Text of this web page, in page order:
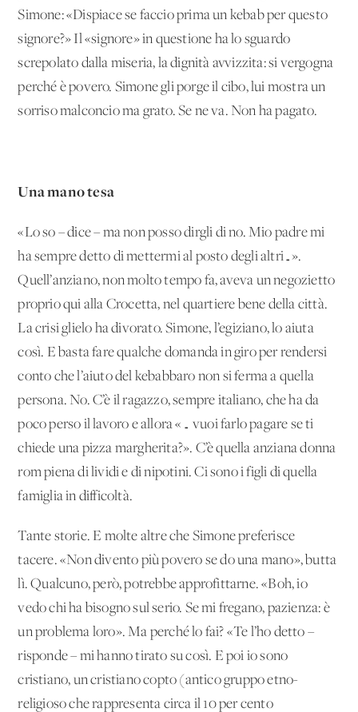
Simone: «Dispiace se faccio prima un kebab per questo
signore?» Il «signore» in questione ha lo sguardo
screpolato dalla miseria, la dignità avvizzita: si vergogna
perché è povero. Simone gli porge il cibo, lui mostra un
sorriso malconcio ma grato. Se ne va. Non ha pagato.
Una mano tesa
«Lo so – dice – ma non posso dirgli di no. Mio padre mi
ha sempre detto di mettermi al posto degli altri…».
Quell’anziano, non molto tempo fa, aveva un negozietto
proprio qui alla Crocetta, nel quartiere bene della città.
La crisi glielo ha divorato. Simone, l’egiziano, lo aiuta
così. E basta fare qualche domanda in giro per rendersi
conto che l’aiuto del kebabbaro non si ferma a quella
persona. No. C’è il ragazzo, sempre italiano, che ha da
poco perso il lavoro e allora «… vuoi farlo pagare se ti
chiede una pizza margherita?». C’è quella anziana donna
rom piena di lividi e di nipotini. Ci sono i figli di quella
famiglia in difficoltà.
Tante storie. E molte altre che Simone preferisce
tacere. «Non divento più povero se do una mano», butta
lì. Qualcuno, però, potrebbe approfittarne. «Boh, io
vedo chi ha bisogno sul serio. Se mi fregano, pazienza: è
un problema loro». Ma perché lo fai? «Te l’ho detto –
risponde – mi hanno tirato su così. E poi io sono
cristiano, un cristiano copto (antico gruppo etno-
religioso che rappresenta circa il 10 per cento